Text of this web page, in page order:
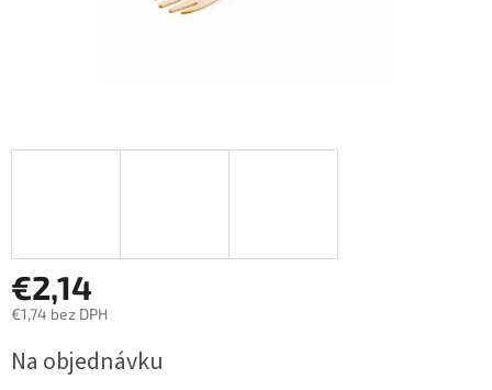
€2,14
€1,74 bez DPH
cena:
Na objednávku